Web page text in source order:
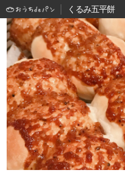
くるみ五平餅